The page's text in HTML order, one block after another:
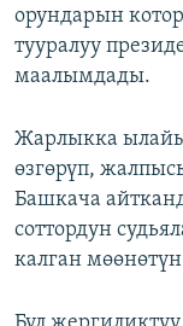
орундарын
тууралуу
маалымдады.
Жарлыкка
өзгөрүп,
Башкача
соттордун
калган